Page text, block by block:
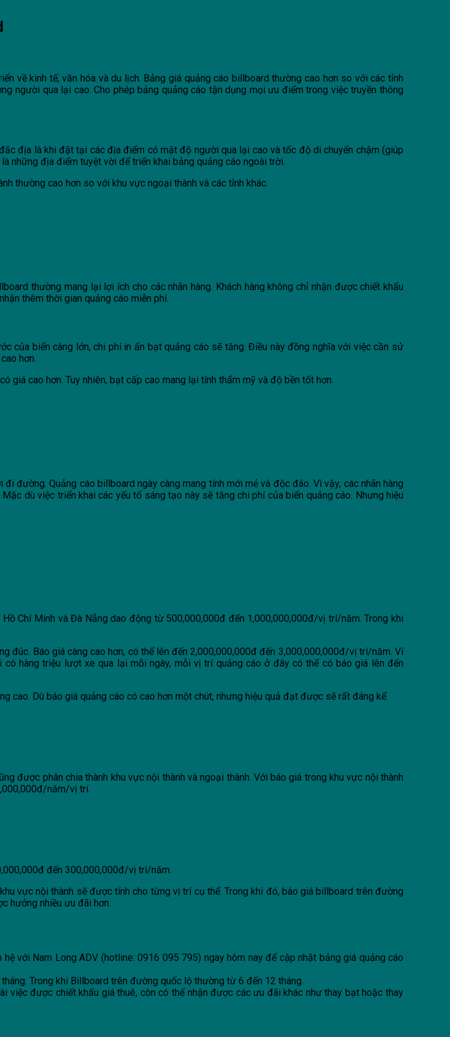
về kinh tế, văn hóa và du lịch. Bảng giá quảng cáo billboard thường cao hơn so với các tỉnh
người qua lại cao. Cho phép bảng quảng cáo tận dụng mọi ưu điểm trong việc truyền thông
địa là khi đặt tại các địa điểm có mật độ người qua lại cao và tốc độ di chuyển chậm (giúp
những địa điểm tuyệt vời để triển khai bảng quảng cáo ngoài trời.
thường cao hơn so với khu vực ngoại thành và các tỉnh khác.
thường mang lại lợi ích cho các nhãn hàng. Khách hàng không chỉ nhận được chiết khấu
thêm thời gian quảng cáo miễn phí.
của biển càng lớn, chi phí in ấn bạt quảng cáo sẽ tăng. Điều này đồng nghĩa với việc cần sử
hơn.
giá cao hơn. Tuy nhiên, bạt cấp cao mang lại tính thẩm mỹ và độ bền tốt hơn.
đường. Quảng cáo billboard ngày càng mang tính mới mẻ và độc đáo. Vì vậy, các nhãn hàng
dù việc triển khai các yếu tố sáng tạo này sẽ tăng chi phí của biển quảng cáo. Nhưng hiệu
Chí Minh và Đà Nẵng dao động từ 500,000,000đ đến 1,000,000,000đ/vị trí/năm. Trong khi
Báo giá càng cao hơn, có thể lên đến 2,000,000,000đ đến 3,000,000,000đ/vị trí/năm. Ví
hàng triệu lượt xe qua lại mỗi ngày, mỗi vị trí quảng cáo ở đây có thể có báo giá lên đến
cao. Dù báo giá quảng cáo có cao hơn một chút, nhưng hiệu quả đạt được sẽ rất đáng kể.
được phân chia thành khu vực nội thành và ngoại thành. Với báo giá trong khu vực nội thành
năm/vị trí.
đến 300,000,000đ/vị trí/năm.
vực nội thành sẽ được tính cho từng vị trí cụ thể. Trong khi đó, báo giá billboard trên đường
hưởng nhiều ưu đãi hơn.
hệ với Nam Long ADV (hotline:0916 095 795) ngay hôm nay để cập nhật bảng giá quảng cáo
Trong khi Billboard trên đường quốc lộ thường từ 6 đến 12 tháng.
việc được chiết khấu giá thuê, còn có thể nhận được các ưu đãi khác như thay bạt hoặc thay